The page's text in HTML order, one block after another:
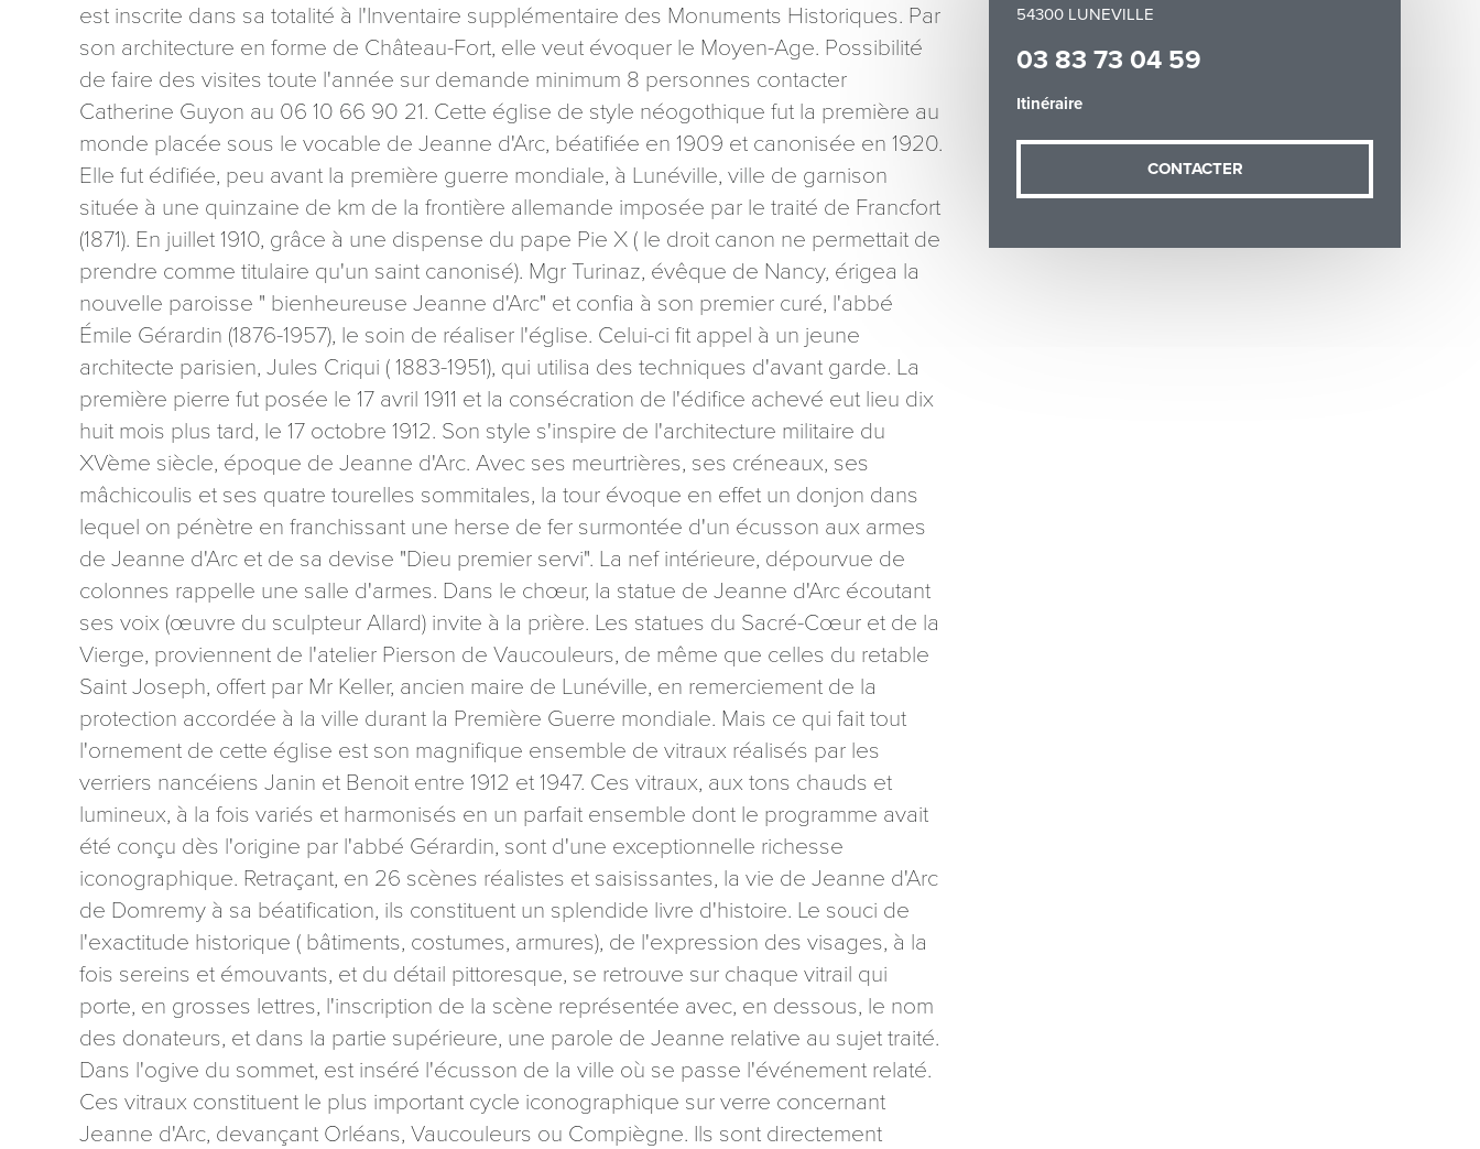
54300 LUNEVILLE
03 83 73 04 59
Itinéraire
CONTACTER
est inscrite dans sa totalité à l'Inventaire supplémentaire des Monuments Historiques. Par
son architecture en forme de Château-Fort, elle veut évoquer le Moyen-Age. Possibilité
de faire des visites toute l'année sur demande minimum 8 personnes contacter
Catherine Guyon au 06 10 66 90 21. Cette église de style néogothique fut la première au
monde placée sous le vocable de Jeanne d'Arc, béatifiée en 1909 et canonisée en 1920.
Elle fut édifiée, peu avant la première guerre mondiale, à Lunéville, ville de garnison
située à une quinzaine de km de la frontière allemande imposée par le traité de Francfort
(1871). En juillet 1910, grâce à une dispense du pape Pie X ( le droit canon ne permettait de
prendre comme titulaire qu'un saint canonisé). Mgr Turinaz, évêque de Nancy, érigea la
nouvelle paroisse " bienheureuse Jeanne d'Arc" et confia à son premier curé, l'abbé
Émile Gérardin (1876-1957), le soin de réaliser l'église. Celui-ci fit appel à un jeune
architecte parisien, Jules Criqui ( 1883-1951), qui utilisa des techniques d'avant garde. La
première pierre fut posée le 17 avril 1911 et la consécration de l'édifice achevé eut lieu dix
huit mois plus tard, le 17 octobre 1912. Son style s'inspire de l'architecture militaire du
XVème siècle, époque de Jeanne d'Arc. Avec ses meurtrières, ses créneaux, ses
mâchicoulis et ses quatre tourelles sommitales, la tour évoque en effet un donjon dans
lequel on pénètre en franchissant une herse de fer surmontée d'un écusson aux armes
de Jeanne d'Arc et de sa devise "Dieu premier servi". La nef intérieure, dépourvue de
colonnes rappelle une salle d'armes. Dans le chœur, la statue de Jeanne d'Arc écoutant
ses voix (œuvre du sculpteur Allard) invite à la prière. Les statues du Sacré-Cœur et de la
Vierge, proviennent de l'atelier Pierson de Vaucouleurs, de même que celles du retable
Saint Joseph, offert par Mr Keller, ancien maire de Lunéville, en remerciement de la
protection accordée à la ville durant la Première Guerre mondiale. Mais ce qui fait tout
l'ornement de cette église est son magnifique ensemble de vitraux réalisés par les
verriers nancéiens Janin et Benoit entre 1912 et 1947. Ces vitraux, aux tons chauds et
lumineux, à la fois variés et harmonisés en un parfait ensemble dont le programme avait
été conçu dès l'origine par l'abbé Gérardin, sont d'une exceptionnelle richesse
iconographique. Retraçant, en 26 scènes réalistes et saisissantes, la vie de Jeanne d'Arc
de Domremy à sa béatification, ils constituent un splendide livre d'histoire. Le souci de
l'exactitude historique ( bâtiments, costumes, armures), de l'expression des visages, à la
fois sereins et émouvants, et du détail pittoresque, se retrouve sur chaque vitrail qui
porte, en grosses lettres, l'inscription de la scène représentée avec, en dessous, le nom
des donateurs, et dans la partie supérieure, une parole de Jeanne relative au sujet traité.
Dans l'ogive du sommet, est inséré l'écusson de la ville où se passe l'événement relaté.
Ces vitraux constituent le plus important cycle iconographique sur verre concernant
Jeanne d'Arc, devançant Orléans, Vaucouleurs ou Compiègne. Ils sont directement
Les informations recueillies à partir de ce formulaire sont nécessaires au traitement de votre demande (sauf
mention contraire). Vous disposez d’un droit d’accès, de rectification et d’opposition aux données vous
concernant, que vous pouvez exercer en adressant une demande par courriel à tourisme@departement54.fr
ou par courrier signé accompagné de la copie d’un titre d’identité à l’adresse suivante : Meurthe & Moselle
Tourisme - 48 esplanade Jacques-Baudot CO 90019 54035 NANCY cedex
reCAPTCHA